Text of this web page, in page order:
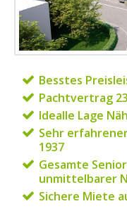
Besstes
Pachtvertrag
Idealle Lage
Sehr
1937
Gesamte
unmittelbarer
Sichere Miete